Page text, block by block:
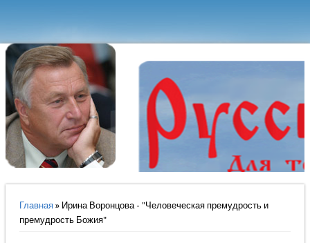
Вы здесь
Главная» Ирина Воронцова - "Человеческая премудрость и
премудрость Божия"